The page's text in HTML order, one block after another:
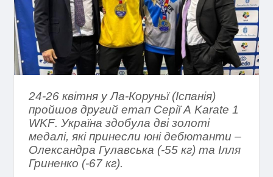
24-26 квітня у Ла-Коруньї (Іспанія)
пройшов другий етап Серії АKarate 1
WKF. Україна здобула дві золоті
медалі, які принесли юні дебютанти –
Олександра Гулавська (-55 кг) та Ілля
Гриненко (-67 кг).